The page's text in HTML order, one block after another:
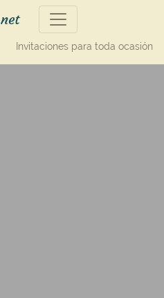
Invitaciones para toda ocasión